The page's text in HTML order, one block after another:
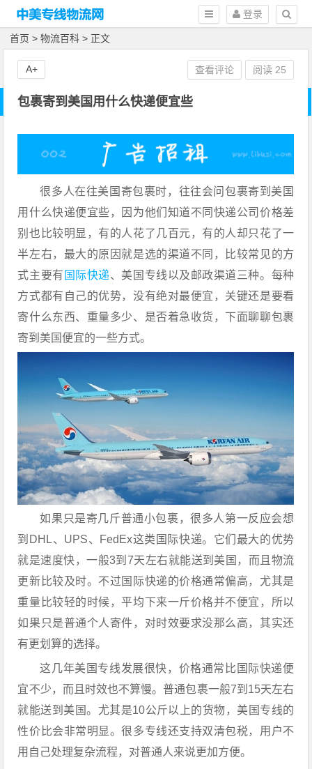
登录
首页 >物流百科 > 正文
包裹寄到美国用什么快递便宜些
很多人在往美国寄包裹时，往往会问包裹寄到美国
用什么快递便宜些，因为他们知道不同快递公司价格差
别也比较明显，有的人花了几百元，有的人却只花了一
半左右，最大的原因就是选的渠道不同，比较常见的方
式主要有 国际快递、美国专线以及邮政渠道三种。每种
方式都有自己的优势，没有绝对最便宜，关键还是要看
寄什么东西、重量多少、是否着急收货，下面聊聊包裹
寄到美国便宜的一些方式。
如果只是寄几斤普通小包裹，很多人第一反应会想
到DHL、UPS、FedEx这类国际快递。它们最大的优势
就是速度快，一般3到7天左右就能送到美国，而且物流
更新比较及时。不过国际快递的价格通常偏高，尤其是
重量比较轻的时候，平均下来一斤价格并不便宜，所以
如果只是普通个人寄件，对时效要求没那么高，其实还
有更划算的选择。
这几年美国专线发展很快，价格通常比国际快递便
宜不少，而且时效也不算慢。普通包裹一般7到15天左右
就能送到美国。尤其是10公斤以上的货物，美国专线的
性价比会非常明显。很多专线还支持双清包税，用户不
用自己处理复杂流程，对普通人来说更加方便。
查看评论 阅读 25
A+